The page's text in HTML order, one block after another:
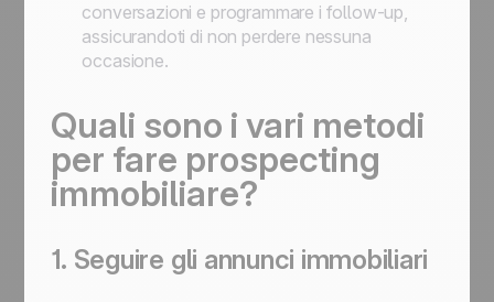
conversazioni e programmare i follow-up,
assicurandoti di non perdere nessuna
occasione.
Quali sono i vari metodi
per fare prospecting
immobiliare?
1. Seguire gli annunci immobiliari